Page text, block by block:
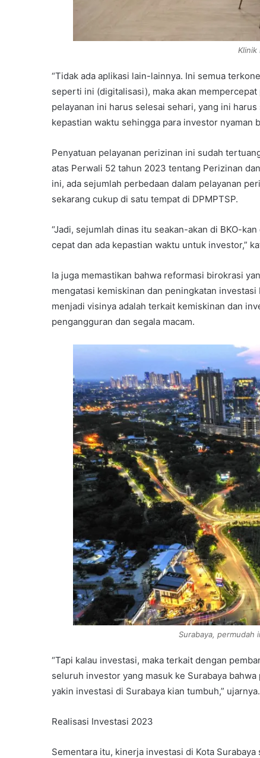
Klinik
“Tidak ada aplikasi lain-lainnya. Ini semua
seperti ini (digitalisasi), maka akan
pelayanan ini harus selesai sehari, yang ini
kepastian waktu sehingga para investor nyaman
Penyatuan pelayanan perizinan ini sudah
atas Perwali 52 tahun 2023 tentang Perizinan
ini, ada sejumlah perbedaan dalam pelayanan
sekarang cukup di satu tempat di DPMPTSP.
“Jadi, sejumlah dinas itu seakan-akan di BKO-
cepat dan ada kepastian waktu untuk investor,”
Ia juga memastikan bahwa reformasi birokrasi
mengatasi kemiskinan dan peningkatan investasi
menjadi visinya adalah terkait kemiskinan dan
pengangguran dan segala macam.
Surabaya, permudah
“Tapi kalau investasi, maka terkait dengan
seluruh investor yang masuk ke Surabaya
yakin investasi di Surabaya kian tumbuh,” ujarnya.
Realisasi Investasi 2023
Sementara itu, kinerja investasi di Kota